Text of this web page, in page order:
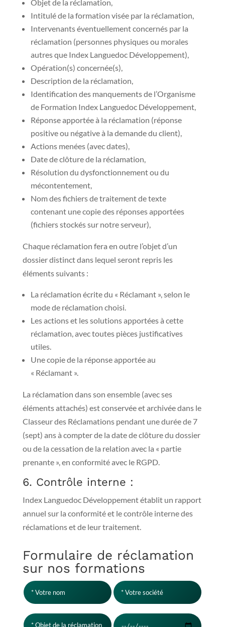
Objet de la réclamation,
Intitulé de la formation visée par la réclamation,
Intervenants éventuellement concernés par la
réclamation (personnes physiques ou morales
autres que Index Languedoc Développement),
Opération(s) concernée(s),
Description de la réclamation,
Identification des manquements de l’Organisme
de Formation Index Languedoc Développement,
Réponse apportée à la réclamation (réponse
positive ou négative à la demande du client),
Actions menées (avec dates),
Date de clôture de la réclamation,
Résolution du dysfonctionnement ou du
mécontentement,
Nom des fichiers de traitement de texte
contenant une copie des réponses apportées
(fichiers stockés sur notre serveur),
Chaque réclamation fera en outre l’objet d’un
dossier distinct dans lequel seront repris les
éléments suivants :
La réclamation écrite du « Réclamant », selon le
mode de réclamation choisi.
Les actions et les solutions apportées à cette
réclamation, avec toutes pièces justificatives
utiles.
Une copie de la réponse apportée au
« Réclamant ».
La réclamation dans son ensemble (avec ses
éléments attachés) est conservée et archivée dans le
Classeur des Réclamations pendant une durée de 7
(sept) ans à compter de la date de clôture du dossier
ou de la cessation de la relation avec la « partie
prenante », en conformité avec le RGPD.
6. Contrôle interne :
Index Languedoc Développement établit un rapport
annuel sur la conformité et le contrôle interne des
réclamations et de leur traitement.
Formulaire de réclamation
sur nos formations